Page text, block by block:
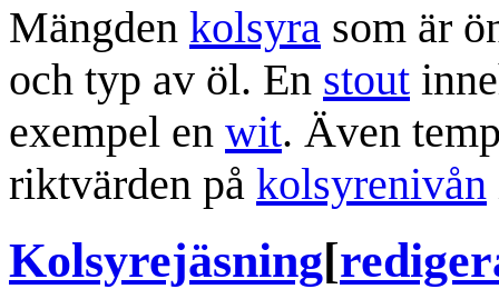
Mängden kolsyra som är
och typ av öl. En stout
exempel en wit. Även
riktvärden på kolsyrenivån
Kolsyrejäsning[